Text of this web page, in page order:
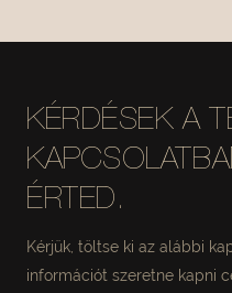
KÉRDÉSEK A
ÉRTED.
Kérjük, töltse ki az alábbi
információt szeretne kapni